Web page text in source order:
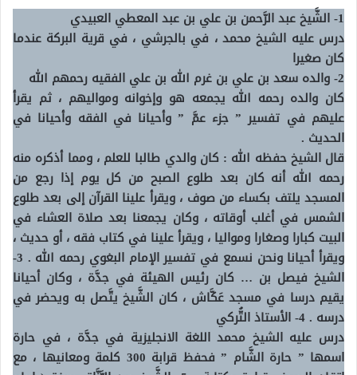
1- الشَّيخ عبد الرَّحمن بن علي بن عبد المعطي العبيدي
درس عليه الشيخ محمد ، في بالجرشي ، في قرية البركة عندما
كان صغيرا
2- والده سعد بن علي بن غرم الله بن علي الفقيه رحمهم الله
كان والده رحمه الله يجمعه هو وإخوانه ومواليهم ، ثم يقرأ
عليهم في تفسير ” جزء عمَّ ” وأحيانا في الفقه وأحيانا في
الحديث .
قال الشيخ حفظه الله : كان والدي طالبا للعلم ، ومما أذكره منه
رحمه الله أنه كان بعد طلوع الصبح من كل يوم إذا رجع من
المسجد يلتف بكساء من صوف ، ويقرأ علينا القرآن إلى بعد طلوع
الشمس في أغلب أوقاته ، وكان يجمعنا بعد صلاة العشاء في
البيت كبارا وصغارا ومواليا ، ويقرأ علينا في كتاب فقه ، أو حديث ،
ويقرأ أحيانا ونحن نسمع في تفسير الإمام البغوي رحمه الله . 3-
الشيخ فيصل بن … كان رئيس الهيئة في جدَّة ، وكان أحيانا
يقيم درسا في مسجد عَكَّاش ، كان الشَّيخ يتَّصل به ويحضر في
درسه . 4- الأستاذ التُّركي
درس عليه الشيخ محمد اللغة الانجليزية في جدَّة ، في حارة
اسمها ” حارة الشَّام ” فحفظ قرابة 300 كلمة ومعانيها ، مع